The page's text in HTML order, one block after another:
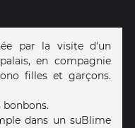
par la visite d'un
en compagnie
filles et garçons.
bonbons.
dans un suBlime